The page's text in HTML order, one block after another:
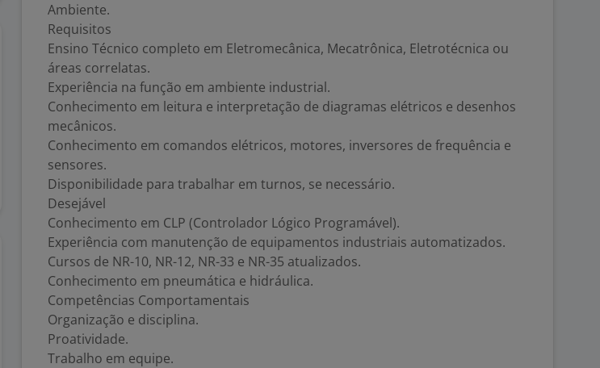
Ambiente.
Requisitos
Ensino Técnico completo em Eletromecânica, Mecatrônica, Eletrotécnica ou
áreas correlatas.
Experiência na função em ambiente industrial.
Conhecimento em leitura e interpretação de diagramas elétricos e desenhos
mecânicos.
Conhecimento em comandos elétricos, motores, inversores de frequência e
sensores.
Disponibilidade para trabalhar em turnos, se necessário.
Desejável
Conhecimento em CLP (Controlador Lógico Programável).
Experiência com manutenção de equipamentos industriais automatizados.
Cursos de NR-10, NR-12, NR-33 e NR-35 atualizados.
Conhecimento em pneumática e hidráulica.
Competências Comportamentais
Organização e disciplina.
Proatividade.
Trabalho em equipe.